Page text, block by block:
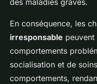
des maladies graves.
En conséquence, les
irresponsable
comportements
socialisation et de
comportements,